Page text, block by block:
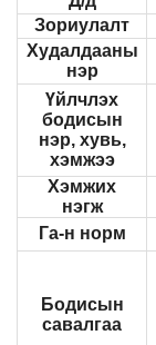
Зориулалт
Худалдааны
нэр
Үйлчлэх
бодисын
нэр, хувь,
хэмжээ
Хэмжих
нэгж
Га-н норм
Бодисын
савалгаа